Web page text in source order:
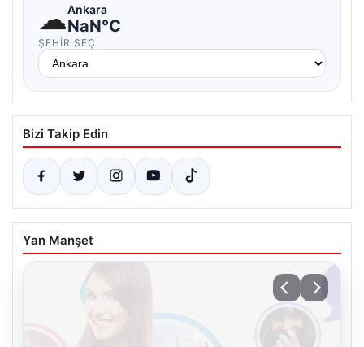
☁Ankara
NaN°C
ŞEHIR SEÇ
Bizi Takip Edin
Yan Manşet